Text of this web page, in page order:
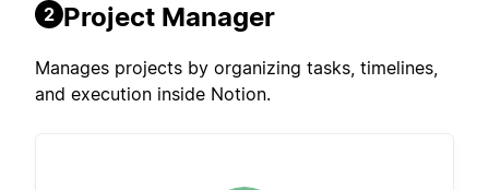
2 Project Manager
Manages projects by organizing tasks, timelines,
and execution inside Notion.